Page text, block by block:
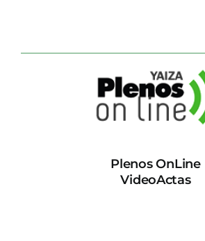
Plenos OnLine
VideoActas